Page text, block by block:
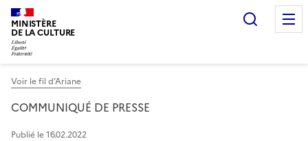
MINISTÈRE
DE LA CULTURE
Voir le fil d’Ariane
COMMUNIQUÉ DE PRESSE
Publié le 16.02.2022